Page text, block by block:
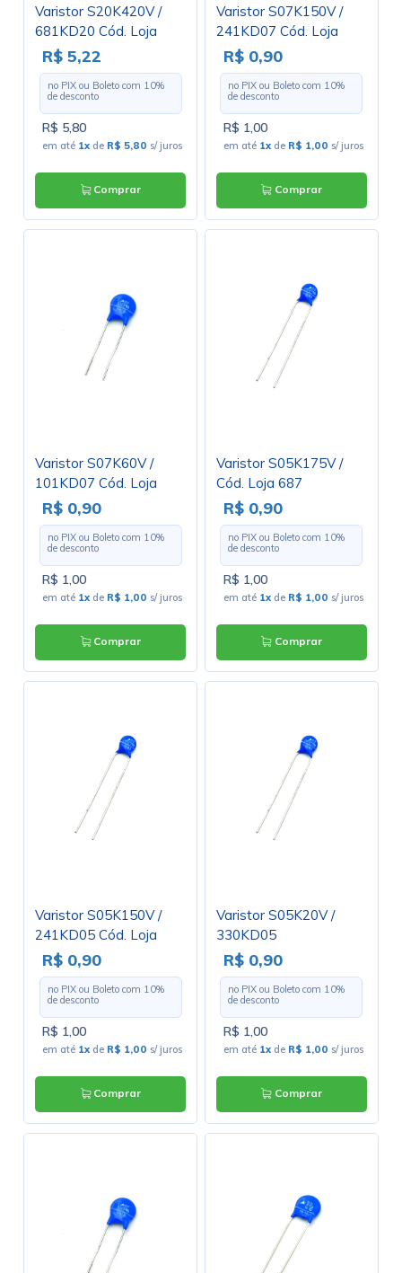
Varistor S20K420V /
681KD20 Cód. Loja
4317
R$ 5,22
no PIX ou Boleto com 10%
de desconto
R$ 5,80
em até 1x de R$ 5,80 s/ juros
Comprar
Varistor S07K150V /
241KD07 Cód. Loja
4446
R$ 0,90
no PIX ou Boleto com 10%
de desconto
R$ 1,00
em até 1x de R$ 1,00 s/ juros
Comprar
Varistor S07K60V /
101KD07 Cód. Loja
3038
R$ 0,90
no PIX ou Boleto com 10%
de desconto
R$ 1,00
em até 1x de R$ 1,00 s/ juros
Comprar
Varistor S05K175V /
Cód. Loja 687
R$ 0,90
no PIX ou Boleto com 10%
de desconto
R$ 1,00
em até 1x de R$ 1,00 s/ juros
Comprar
Varistor S05K150V /
241KD05 Cód. Loja
2826
R$ 0,90
no PIX ou Boleto com 10%
de desconto
R$ 1,00
em até 1x de R$ 1,00 s/ juros
Comprar
Varistor S05K20V /
330KD05
R$ 0,90
no PIX ou Boleto com 10%
de desconto
R$ 1,00
em até 1x de R$ 1,00 s/ juros
Comprar